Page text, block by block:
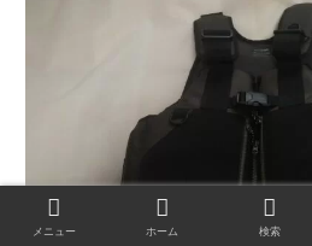
シマノ ロックショアベスト
フローティングベストのイ
メニュー ホーム 検索